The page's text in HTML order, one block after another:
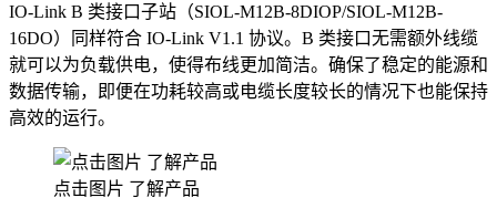
IO-Link B 类接口子站（SIOL-M12B-8DIOP/SIOL-M12B-
16DO）同样符合 IO-Link V1.1 协议。B 类接口无需额外线缆
就可以为负载供电，使得布线更加简洁。确保了稳定的能源和
数据传输，即便在功耗较高或电缆长度较长的情况下也能保持
高效的运行。
点击图片 了解产品